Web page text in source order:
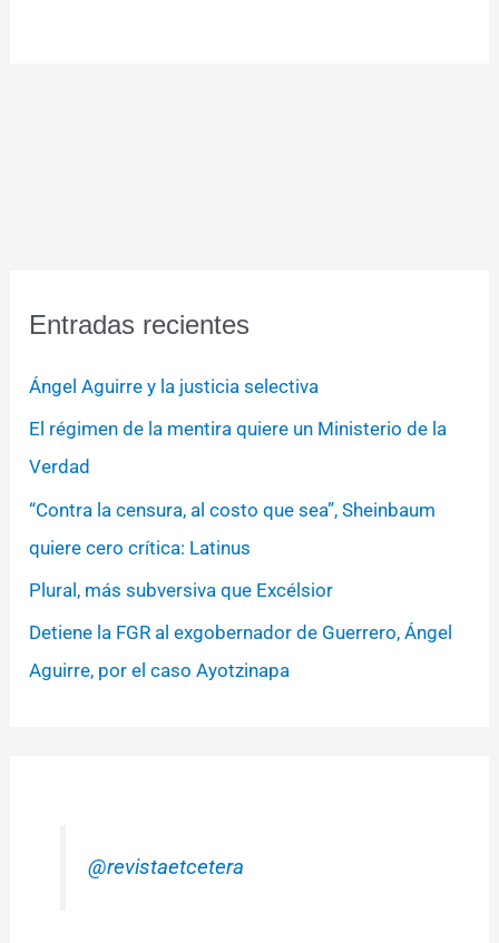
Entradas recientes
Ángel Aguirre y la justicia selectiva
El régimen de la mentira quiere un Ministerio de la
Verdad
“Contra la censura, al costo que sea”, Sheinbaum
quiere cero crítica: Latinus
Plural, más subversiva que Excélsior
Detiene la FGR al exgobernador de Guerrero, Ángel
Aguirre, por el caso Ayotzinapa
@revistaetcetera